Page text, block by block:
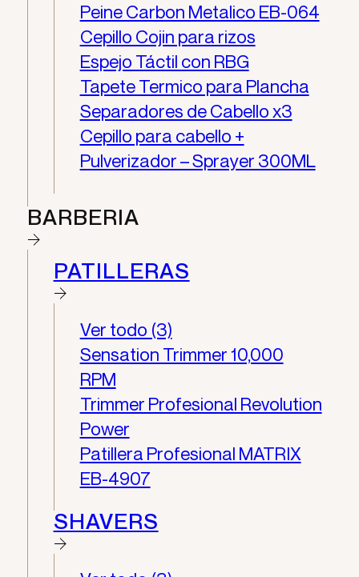
Peine Carbon Metalico EB-064
Cepillo Cojin para rizos
Espejo Táctil con RBG
Tapete Termico para Plancha
Separadores de Cabello x3
Cepillo para cabello +
Pulverizador – Sprayer 300ML
BARBERIA
PATILLERAS
Ver todo (3)
Sensation Trimmer 10,000
RPM
Trimmer Profesional Revolution
Power
Patillera Profesional MATRIX
EB-4907
SHAVERS